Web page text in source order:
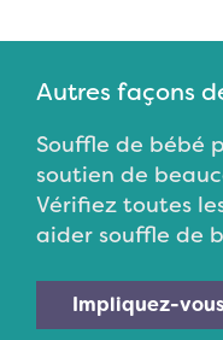
Autres façons
Souffle de bébé
soutien de
Vérifiez toutes
aider souffle de
Impliquez-vous